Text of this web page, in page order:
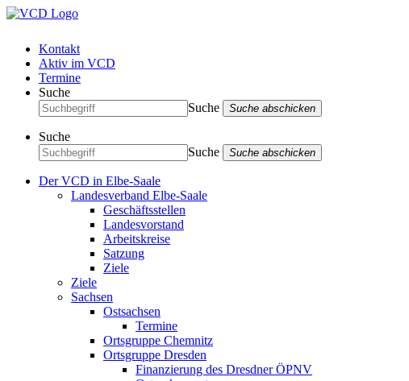
Kontakt
Aktiv im VCD
Termine
Suche
Suche
Suche abschicken
Suche
Suche
Suche abschicken
Der VCD in Elbe-Saale
Landesverband Elbe-Saale
Geschäftsstellen
Landesvorstand
Arbeitskreise
Satzung
Ziele
Ziele
Sachsen
Ostsachsen
Termine
Ortsgruppe Chemnitz
Ortsgruppe Dresden
Finanzierung des Dresdner ÖPNV